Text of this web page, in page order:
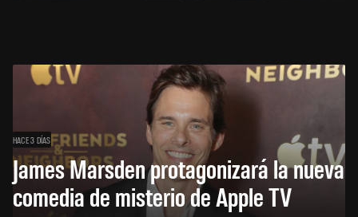
HACE 3 DÍAS
James Marsden protagonizará la nueva
comedia de misterio de Apple TV